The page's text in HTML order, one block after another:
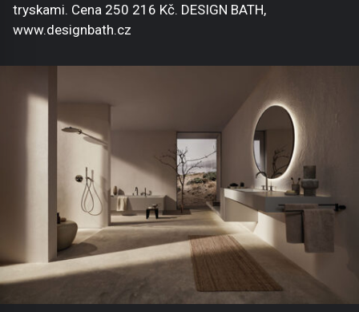
tryskami. Cena 250 216 Kč. DESIGN BATH,
www.designbath.cz